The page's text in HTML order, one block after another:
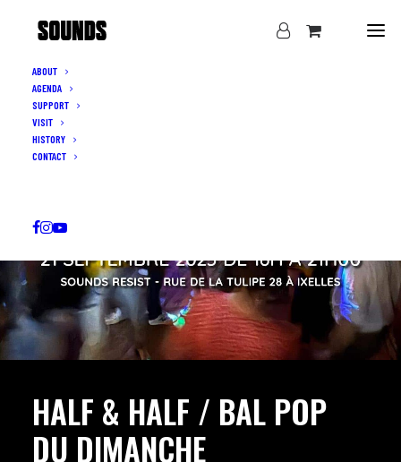
ABOUT
AGENDA
SUPPORT
VISIT
HISTORY
CONTACT
HALF & HALF / BAL POP
DU DIMANCHE